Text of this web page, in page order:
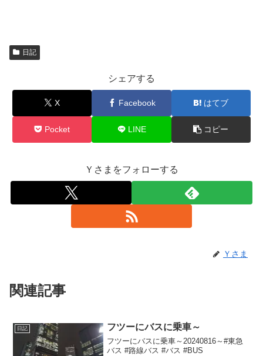
日記
シェアする
X Facebook はてブ
Pocket LINE コピー
Ｙさまをフォローする
Ｙさま
関連記事
日記 フツーにバスに乗車～
フツーにバスに乗車～20240816～#東急
バス #路線バス #バス #BUS